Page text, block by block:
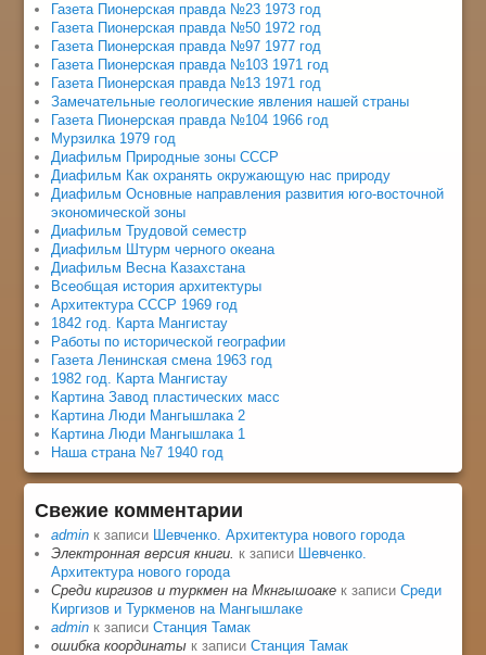
Газета Пионерская правда №23 1973 год
Газета Пионерская правда №50 1972 год
Газета Пионерская правда №97 1977 год
Газета Пионерская правда №103 1971 год
Газета Пионерская правда №13 1971 год
Замечательные геологические явления нашей страны
Газета Пионерская правда №104 1966 год
Мурзилка 1979 год
Диафильм Природные зоны СССР
Диафильм Как охранять окружающую нас природу
Диафильм Основные направления развития юго-восточной
экономической зоны
Диафильм Трудовой семестр
Диафильм Штурм черного океана
Диафильм Весна Казахстана
Всеобщая история архитектуры
Архитектура СССР 1969 год
1842 год. Карта Мангистау
Работы по исторической географии
Газета Ленинская смена 1963 год
1982 год. Карта Мангистау
Картина Завод пластических масс
Картина Люди Мангышлака 2
Картина Люди Мангышлака 1
Наша страна №7 1940 год
Свежие комментарии
admin к записи Шевченко. Архитектура нового города
Электронная версия книги. к записи Шевченко.
Архитектура нового города
Среди киргизов и туркмен на Мкнгышоаке к записиСреди
Киргизов и Туркменов на Мангышлаке
admin к записиСтанция Тамак
ошибка координаты к записиСтанция Тамак